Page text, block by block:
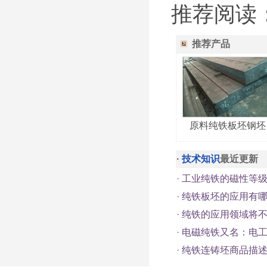
推荐阅读
推荐产品
原料纯铁板坯钢坯
· 技术知识最近更新
· 工业纯铁的磁性等
· 纯铁板坯的应用有
· 纯铁的应用领域将
· 电磁纯铁又名：电
· 纯铁连铸坯商品描述